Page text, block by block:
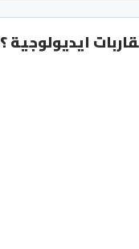
ايديولوجية ؟